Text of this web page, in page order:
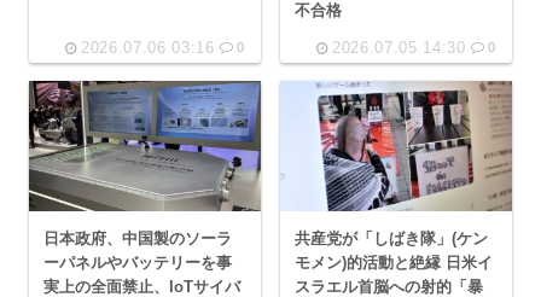
2026.07.06 03:16 0
不合格
2026.07.05 14:30 0
日本政府、中国製のソーラ
ーパネルやバッテリーを事
実上の全面禁止、IoTサイバ
共産党が「しばき隊」(ケン
モメン)的活動と絶縁 日米イ
スラエル首脳への射的「暴